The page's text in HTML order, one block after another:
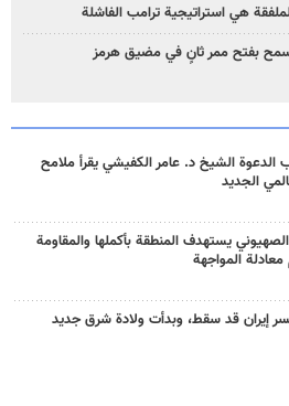
هي استراتيجية ترامب الفاشلة
بفتح ممر ثانٍ في مضيق هرمز
الدعوة الشيخ د. عامر الكفيشي يقرأ ملامح
الجديد
يستهدف المنطقة بأكملها والمقاومة
المواجهة
إيران قد سقط، وبدأت ولادة شرق جديد